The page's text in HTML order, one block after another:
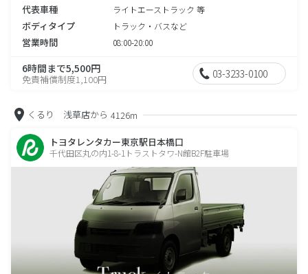
代表車種 ライトエーストラック 等
ボディタイプ トラック・バスなど
営業時間 08:00-20:00
6時間まで5,500円
免責補償制度1,100円 03-3233-0100
くるり 浅草店から 4126m
トヨタレンタカー東京駅日本橋口
千代田区丸の内1-8-1トラストタワ-N館B2F駐車場